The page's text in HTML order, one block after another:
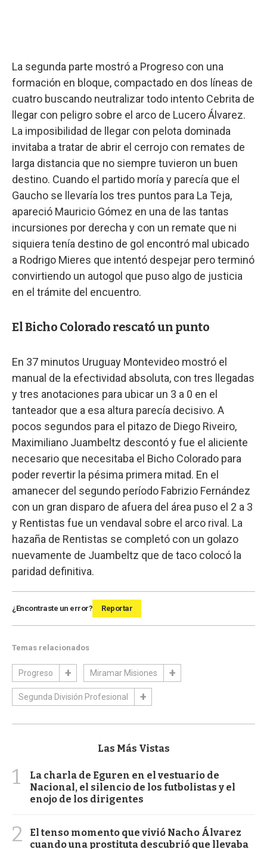
La segunda parte mostró a Progreso con una
formación en bloque, compactado en dos líneas de
cuatro buscando neutralizar todo intento Cebrita de
llegar con peligro sobre el arco de Lucero Álvarez.
La imposibilidad de llegar con pelota dominada
invitaba a tratar de abrir el cerrojo con remates de
larga distancia que no siempre tuvieron un buen
destino. Cuando el partido moría y parecía que el
Gaucho se llevaría los tres puntos para La Teja,
apareció Mauricio Gómez en una de las tantas
incursiones por derecha y con un remate que ni
siquiera tenía destino de gol encontró mal ubicado
a Rodrigo Mieres que intentó despejar pero terminó
convirtiendo un autogol que puso algo de justicia
en el trámite del encuentro.
El Bicho Colorado rescató un punto
En 37 minutos Uruguay Montevideo mostró el
manual de la efectividad absoluta, con tres llegadas
y tres anotaciones para ubicar un 3 a 0 en el
tanteador que a esa altura parecía decisivo. A
pocos segundos para el pitazo de Diego Riveiro,
Maximiliano Juambeltz descontó y fue el aliciente
necesario que necesitaba el Bicho Colorado para
poder revertir la pésima primera mitad. En el
amanecer del segundo período Fabrizio Fernández
con un gran disparo de afuera del área puso el 2 a 3
y Rentistas fue un vendaval sobre el arco rival. La
hazaña de Rentistas se completó con un golazo
nuevamente de Juambeltz que de taco colocó la
paridad definitiva.
¿Encontraste un error? Reportar
Temas relacionados
Progreso Miramar Misiones
Segunda División Profesional
Las Más Vistas
1
La charla de Eguren en el vestuario de
Nacional, el silencio de los futbolistas y el
enojo de los dirigentes
2
El tenso momento que vivió Nacho Álvarez
cuando una prostituta descubrió que llevaba